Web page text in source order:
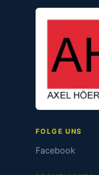
FOLGE UNS
Facebook